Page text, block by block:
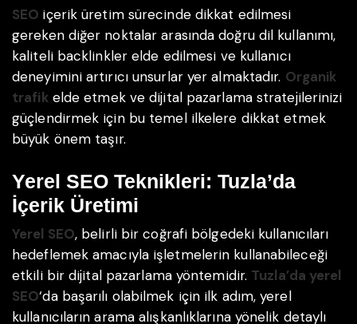
SEO içerik üretim sürecinde dikkat edilmesi
gereken diğer noktalar arasında doğru dil kullanımı,
kaliteli backlinkler elde edilmesi ve kullanıcı
deneyimini artırıcı unsurlar yer almaktadır. Organik
trafikelde etmek ve dijital pazarlama stratejilerinizi
güçlendirmek için bu temel ilkelere dikkat etmek
büyük önem taşır.
Yerel SEO Teknikleri: Tuzla’da
İçerik Üretimi
Yerel SEO, belirli bir coğrafi bölgedeki kullanıcıları
hedeflemek amacıyla işletmelerin kullanabileceği
etkili bir dijital pazarlama yöntemidir. Tuzla’da yerel
SEO‘da başarılı olabilmek için ilk adım, yerel
kullanıcıların arama alışkanlıklarına yönelik detaylı